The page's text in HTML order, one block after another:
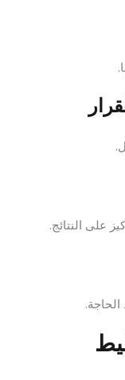
على النتائج.